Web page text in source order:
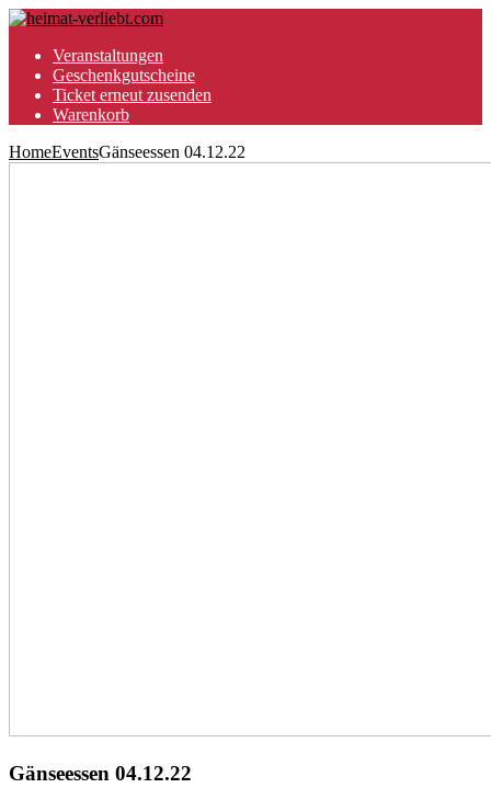
Veranstaltungen
Geschenkgutscheine
Ticket erneut zusenden
Warenkorb
HomeEventsGänseessen 04.12.22
Gänseessen 04.12.22